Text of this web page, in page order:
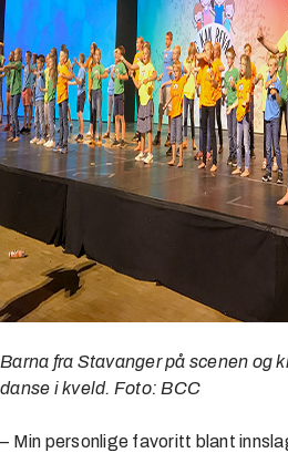
Barna fra Stavanger på scenen og
danse i kveld. Foto: BCC
– Min personlige favoritt blant